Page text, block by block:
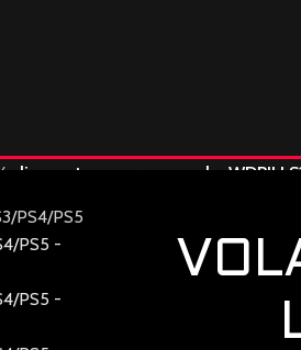
discount, use promo code:
PS4/PS5